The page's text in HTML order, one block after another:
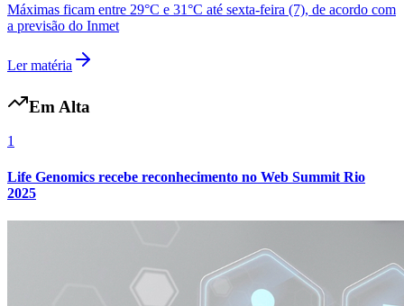
Máximas ficam entre 29°C e 31°C até sexta-feira (7), de acordo com
a previsão do Inmet
Ler matéria
Em Alta
1
Life Genomics recebe reconhecimento no Web Summit Rio
2025